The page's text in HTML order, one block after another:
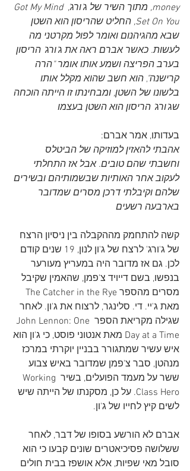
money, מתוך השיר של ג'ורג', Got My Mind
Set On You, החליט שהריסון הוא השטן
שבא מהגיהנום ואומר לפול מקרטני מה
לעשות. כאשר אברם ראה את ג'ורג' הריסון
בערב הפריצה ושמע אותו אומר "הרה
קרישנה", הוא חשב שהוא מקלל אותו
בלשונו של השטן, ומבחינתו זו הייתה הוכחה
שג'ורג' הריסון הוא השטן בעצמו
בעדותו, אמר אברם:
אהבתי להאזין למוזיקה של הביטלס
וחשבתי שהם טובים. אבל אז התחלתי
לעקוב אחר האותיות שבשמותיהם ובשירים
שלהם וקיבלתי דרכן מסרים שמדובר
בארבעה רשעים
קשה להתחמק מההקבלה בין ניסיון הרצח
של ג'ורג' לרצח של ג'ון לנון, 19 שנים קודם
לכן. גם אז מדובר היה במעריץ מעורער
בנפשו, בשם דייויד צ'פמן, שהאמין שקיבל
מאת ג'יי. די. סלינגר, לרצוח את ג'ון. לאחר
שגילה מקריאת הספר John Lennon: One
Day at a Time מאת אנטוני פוסט, כי ג'ון הוא
איש עשיר שמתגורר בבניין יוקרתי במרכז
מנהטן, סבר צ'פמן שמדובר באיש צבוע
ששר על מעמד הפועלים, בשיר Working
Class Hero. על כן, מסקנתו של הייתה שיש
לשים קיץ לחייו של ג'ון.
אברם לא הורשע בסופו של דבר, לאחר
ששלושה פסיכיאטרים שונים קבעו כי הוא
סובל מאי שפיות, אלא אושפז בבית חולים